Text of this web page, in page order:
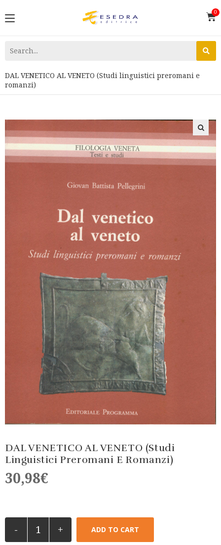
DAL VENETICO AL VENETO (Studi linguistici preromani e
romanzi)
DAL VENETICO AL VENETO (Studi
Linguistici Preromani E Romanzi)
30,98€
- + ADD TO CART